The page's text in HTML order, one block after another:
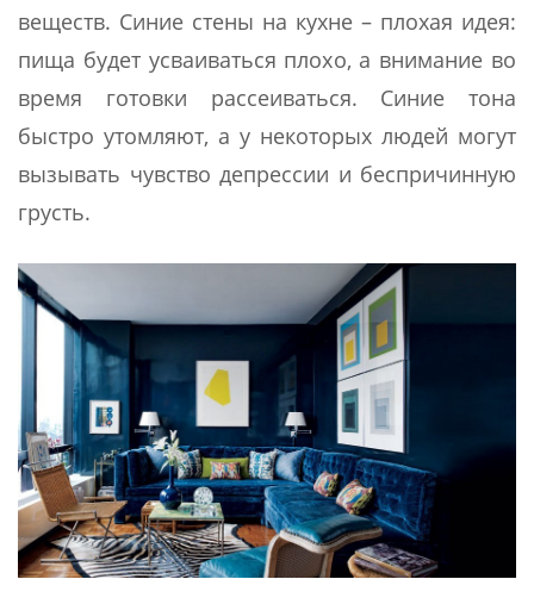
веществ. Синие стены на кухне – плохая идея:
пища будет усваиваться плохо, а внимание во
время готовки рассеиваться. Синие тона
быстро утомляют, а у некоторых людей могут
вызывать чувство депрессии и беспричинную
грусть.